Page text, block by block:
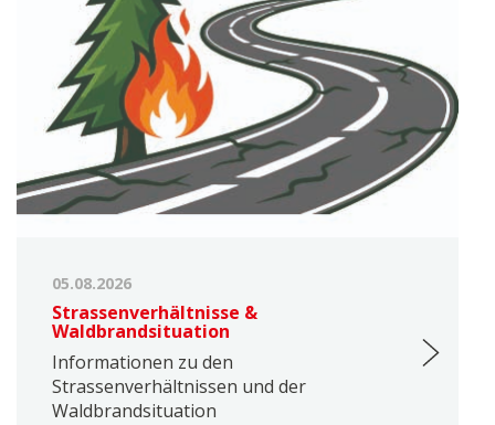
05.08.2026
Strassenverhältnisse &
Waldbrandsituation
Informationen zu den
Strassenverhältnissen und der
Waldbrandsituation